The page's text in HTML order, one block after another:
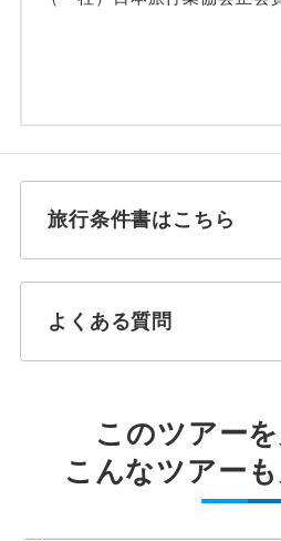
旅行条件書はこちら
よくある質問
このツアー
こんなツアー